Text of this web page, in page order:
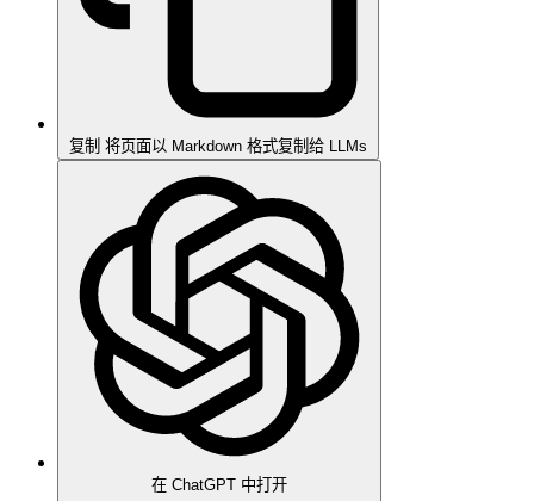
复制 将页面以 Markdown 格式复制给 LLMs
在 ChatGPT 中打开